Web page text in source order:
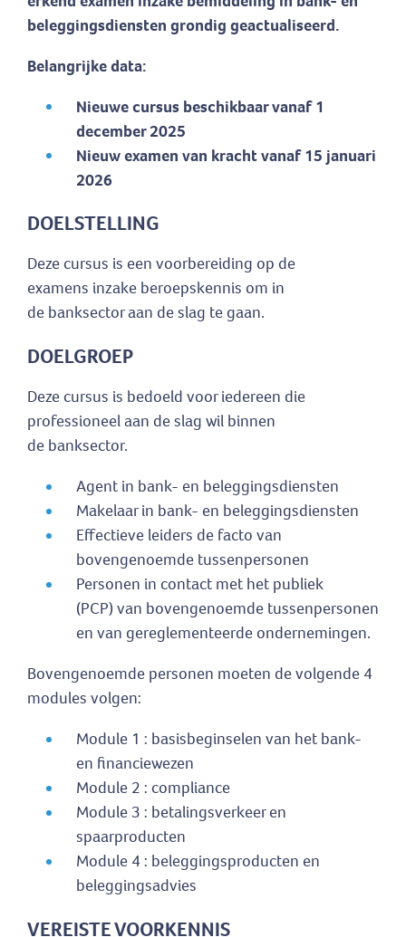
beleggingsdiensten grondig geactualiseerd.
Belangrijke data:
Nieuwe cursus beschikbaar vanaf 1
december 2025
Nieuw examen van kracht vanaf 15 januari
2026
DOELSTELLING
Deze cursus is een voorbereiding op de
examens inzake beroepskennis om in
de banksector aan de slag te gaan.
DOELGROEP
Deze cursus is bedoeld voor iedereen die
professioneel aan de slag wil binnen
de banksector.
Agent in bank- en beleggingsdiensten
Makelaar in bank- en beleggingsdiensten
Effectieve leiders de facto van
bovengenoemde tussenpersonen
Personen in contact met het publiek
(PCP) van bovengenoemde tussenpersonen
en van gereglementeerde ondernemingen.
Bovengenoemde personen moeten de volgende 4
modules volgen:
Module 1 : basisbeginselen van het bank-
en financiewezen
Module 2 : compliance
Module 3 : betalingsverkeer en
spaarproducten
Module 4 : beleggingsproducten en
beleggingsadvies
VEREISTE VOORKENNIS